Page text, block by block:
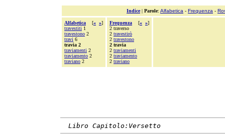
Indice| Parole: Alfabetica - Frequenza -
Alfabetica [« »]
travestiti 1
travestono 2
travi 6
travia 2
traviamenti 2
traviamento 2
traviano 2
Frequenza [« »]
2 traverso
2 travestirò
2 travestono
2 travia
2 traviamenti
2 traviamento
2 traviano
Libro Capitolo:Versetto